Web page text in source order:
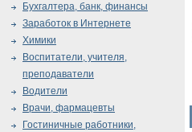
Бухгалтера, банк, финансы
Заработок в Интернете
Химики
Воспитатели, учителя,
преподаватели
Водители
Врачи, фармацевты
Гостиничные работники,